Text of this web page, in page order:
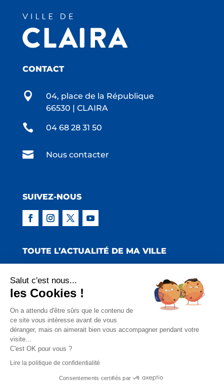
CONTACT

04, place de la République
66530 | CLAIRA
 04 68 28 31 50
 Nous contacter
SUIVEZ-NOUS
TOUTE L’ACTUALITÉ DE MA VILLE
Copyright © 2022 Mairie de Claira | Réalisation
:Emmaluc Communication
Mentions Légales
Charte Facebook
Salut c'est nous...
les Cookies !
On a attendu d'être sûrs que le contenu de
ce site vous intéresse avant de vous
déranger, mais on aimerait bien vous accompagner pendant votre
visite...
C'est OK pour vous ?
Lire la politique de confidentialité
Consentements certifiés par